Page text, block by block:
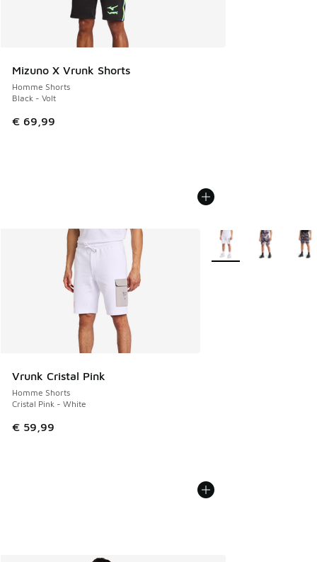
Mizuno X Vrunk Shorts
Homme Shorts
Black - Volt
€ 69,99
Vrunk Cristal Pink
Homme Shorts
Cristal Pink - White
€ 59,99
Plus de couleurs